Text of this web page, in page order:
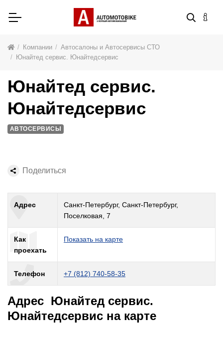
Компании
Автосалоны и Автосервисы СТО
Юнайтед сервис. Юнайтедсервис
Адрес
Санкт-Петербург, Санкт-Петербург,
Поселковая, 7
Как
проехать
Показать на карте
Телефон +7 (812) 740-58-35
Адрес Юнайтед сервис.
Юнайтедсервис на карте
Юнайтед сервис.
Юнайтедсервис
АВТОСЕРВИСЫ
Поделиться